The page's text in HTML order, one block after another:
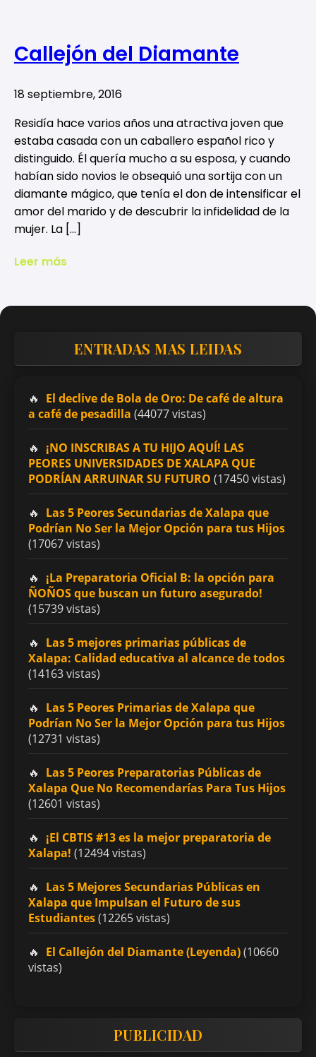
Callejón del Diamante
18 septiembre, 2016
Residía hace varios años una atractiva joven que
estaba casada con un caballero español rico y
distinguido. Él quería mucho a su esposa, y cuando
habían sido novios le obsequió una sortija con un
diamante mágico, que tenía el don de intensificar el
amor del marido y de descubrir la infidelidad de la
mujer. La […]
Leer más
ENTRADAS MAS LEIDAS
El declive de Bola de Oro: De café de altura
a café de pesadilla (44077 vistas)
¡NO INSCRIBAS A TU HIJO AQUÍ! LAS
PEORES UNIVERSIDADES DE XALAPA QUE
PODRÍAN ARRUINAR SU FUTURO (17450 vistas)
Las 5 Peores Secundarias de Xalapa que
Podrían No Ser la Mejor Opción para tus Hijos
(17067 vistas)
¡La Preparatoria Oficial B: la opción para
ÑOÑOS que buscan un futuro asegurado!
(15739 vistas)
Las 5 mejores primarias públicas de
Xalapa: Calidad educativa al alcance de todos
(14163 vistas)
Las 5 Peores Primarias de Xalapa que
Podrían No Ser la Mejor Opción para tus Hijos
(12731 vistas)
Las 5 Peores Preparatorias Públicas de
Xalapa Que No Recomendarías Para Tus Hijos
(12601 vistas)
¡El CBTIS #13 es la mejor preparatoria de
Xalapa! (12494 vistas)
Las 5 Mejores Secundarias Públicas en
Xalapa que Impulsan el Futuro de sus
Estudiantes(12265 vistas)
El Callejón del Diamante (Leyenda)(10660
vistas)
PUBLICIDAD